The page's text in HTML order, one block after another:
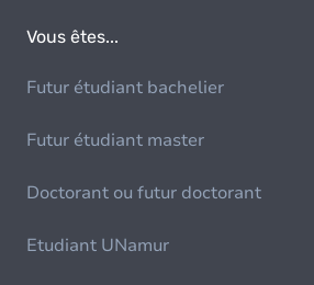
Vous êtes...
Futur étudiant bachelier
Futur étudiant master
Doctorant ou futur doctorant
Etudiant UNamur